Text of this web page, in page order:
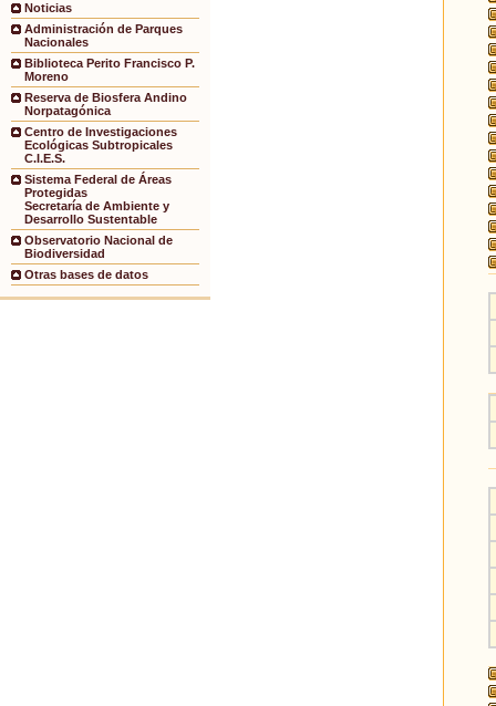
Noticias
Administración de Parques
Nacionales
Biblioteca Perito Francisco P.
Moreno
Reserva de Biosfera Andino
Norpatagónica
Centro de Investigaciones
Ecológicas Subtropicales
C.I.E.S.
Sistema Federal de Áreas
Protegidas
Secretaría de Ambiente y
Desarrollo Sustentable
Observatorio Nacional de
Biodiversidad
Otras bases de datos